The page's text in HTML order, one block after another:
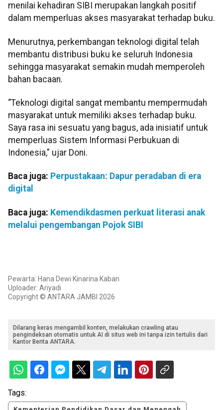
menilai kehadiran SIBI merupakan langkah positif
dalam memperluas akses masyarakat terhadap buku.
Menurutnya, perkembangan teknologi digital telah
membantu distribusi buku ke seluruh Indonesia
sehingga masyarakat semakin mudah memperoleh
bahan bacaan.
“Teknologi digital sangat membantu mempermudah
masyarakat untuk memiliki akses terhadap buku.
Saya rasa ini sesuatu yang bagus, ada inisiatif untuk
memperluas Sistem Informasi Perbukuan di
Indonesia,” ujar Doni.
Baca juga: Perpustakaan: Dapur peradaban di era
digital
Baca juga: Kemendikdasmen perkuat literasi anak
melalui pengembangan Pojok SIBI
Pewarta: Hana Dewi Kinarina Kaban
Uploader: Ariyadi
Copyright © ANTARA JAMBI 2026
Dilarang keras mengambil konten, melakukan crawling atau
pengindeksan otomatis untuk AI di situs web ini tanpa izin tertulis dari
Kantor Berita ANTARA.
Tags: